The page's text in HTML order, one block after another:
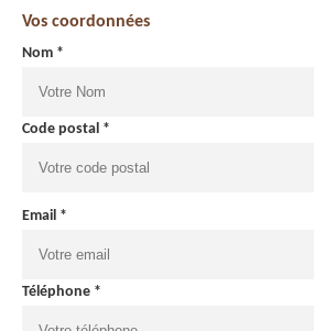
Vos coordonnées
Nom *
Code postal *
Email *
Téléphone *